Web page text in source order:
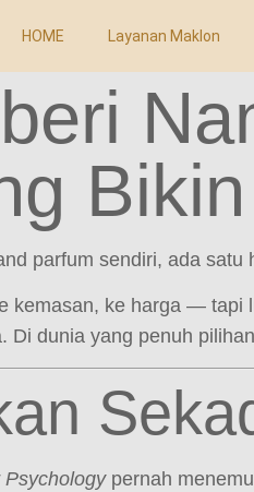
HOME Layanan Maklon
parfum sendiri, ada satu
kemasan, ke harga —
Di dunia yang penuh
pernah